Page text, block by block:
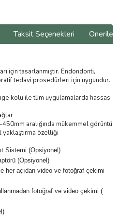
Taksit Seçenekleri
için tasarlanmıştır. Endondonti,
tedavi prosedürleri için uygundur.
kolu ile tüm uygulamalarda hassas
aralığında mükemmel görüntü
yaklaştırma özelliği
Sistemi (Opsiyonel)
(Opsiyonel)
her açıdan video ve fotoğraf çekimi
fotoğraf ve video çekimi (